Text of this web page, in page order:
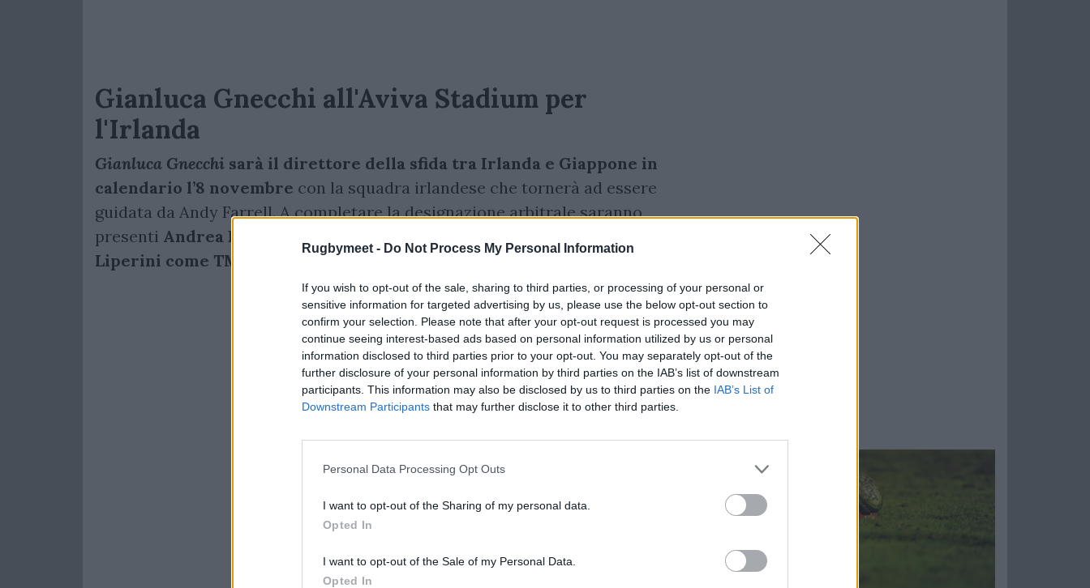
Rugbymeet - Do Not Process My Personal Information
If you wish to opt-out of the sale, sharing to third parties, or processing of your personal or
sensitive information for targeted advertising by us, please use the below opt-out section to
confirm your selection. Please note that after your opt-out request is processed you may
continue seeing interest-based ads based on personal information utilized by us or personal
information disclosed to third parties prior to your opt-out. You may separately opt-out of the
further disclosure of your personal information by third parties on the IAB’s list of downstream
participants. This information may also be disclosed by us to third parties on the IAB’s List of
Downstream Participants that may further disclose it to other third parties.
Personal Data Processing Opt Outs
I want to opt-out of the Sharing of my personal data.
Opted In
I want to opt-out of the Sale of my Personal Data.
Opted In
Gianluca Gnecchi all'Aviva Stadium per
l'Irlanda
Gianluca Gnecchi sarà il direttore della sfida tra Irlanda e Giappone in
calendario l’8 novembre con la squadra irlandese che tornerà ad essere
guidata da Andy Farrell. A completare la designazione arbitrale saranno
presenti Andrea Piardi e Federico Vedovelli come assistenti e Matteo
Liperini come TMO.